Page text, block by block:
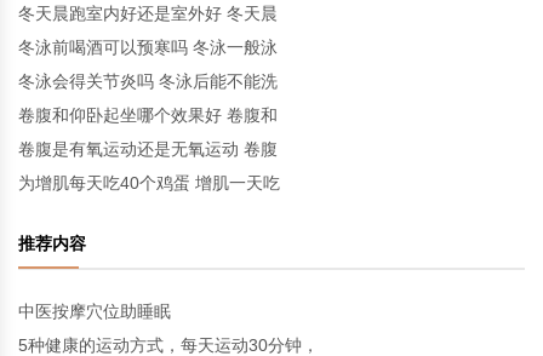
冬天晨跑室内好还是室外好 冬天晨
冬泳前喝酒可以预寒吗 冬泳一般泳
冬泳会得关节炎吗 冬泳后能不能洗
卷腹和仰卧起坐哪个效果好 卷腹和
卷腹是有氧运动还是无氧运动 卷腹
为增肌每天吃40个鸡蛋 增肌一天吃
推荐内容
中医按摩穴位助睡眠
5种健康的运动方式，每天运动30分钟，